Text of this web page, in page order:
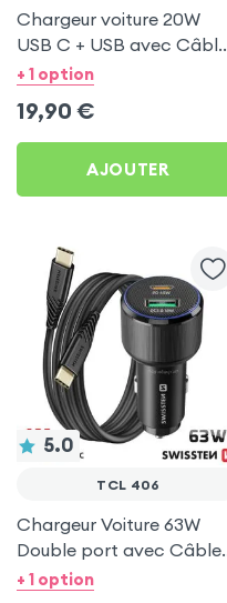
Chargeur voiture 20W
USB C + USB avec Câble
type C Swissten pour TCL
+ 1 option
19,90 €
AJOUTER
5.0
TCL 406
Chargeur Voiture 63W
Double port avec Câble
USB C 1m pour TCL 406
+ 1 option